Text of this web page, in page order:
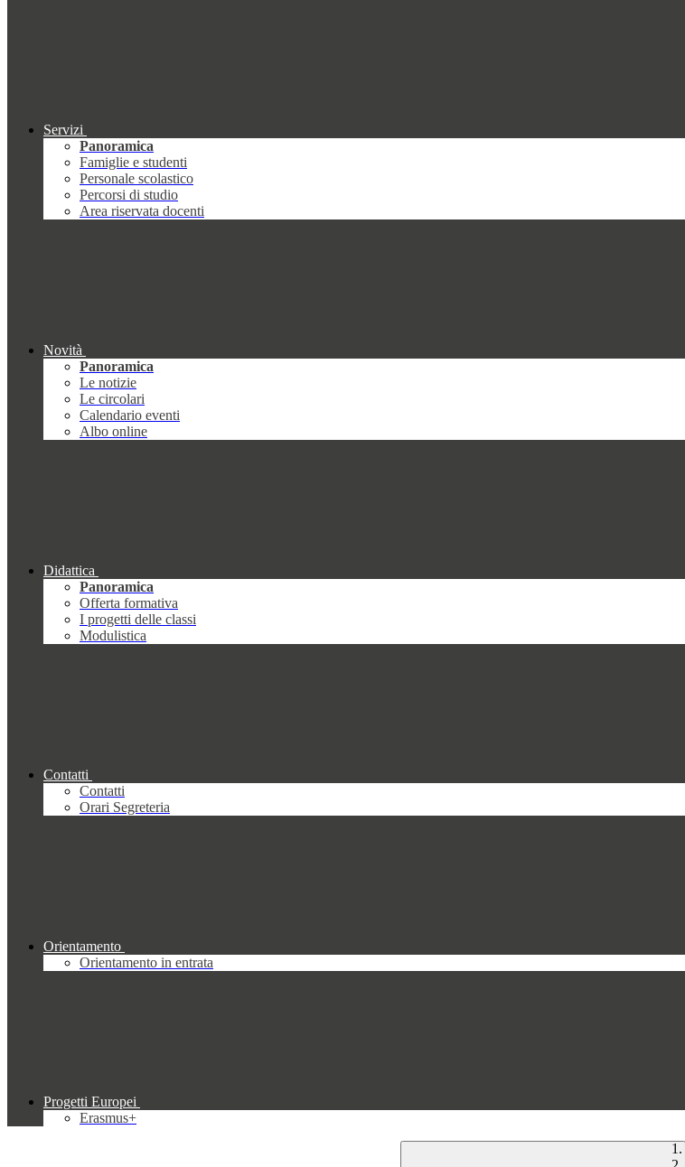
Servizi
Panoramica
Famiglie e studenti
Personale scolastico
Percorsi di studio
Area riservata docenti
Novità
Panoramica
Le notizie
Le circolari
Calendario eventi
Albo online
Didattica
Panoramica
Offerta formativa
I progetti delle classi
Modulistica
Contatti
Contatti
Orari Segreteria
Orientamento
Orientamento in entrata
Progetti Europei
Erasmus+